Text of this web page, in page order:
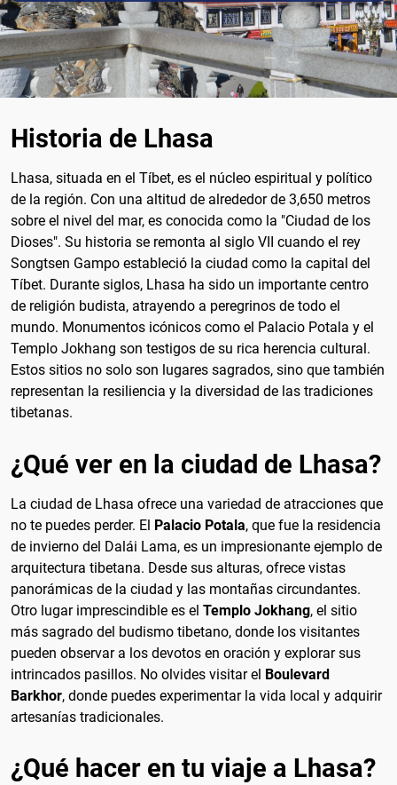
Historia de Lhasa
Lhasa, situada en el Tíbet, es el núcleo espiritual y político
de la región. Con una altitud de alrededor de 3,650 metros
sobre el nivel del mar, es conocida como la "Ciudad de los
Dioses". Su historia se remonta al siglo VII cuando el rey
Songtsen Gampo estableció la ciudad como la capital del
Tíbet. Durante siglos, Lhasa ha sido un importante centro
de religión budista, atrayendo a peregrinos de todo el
mundo. Monumentos icónicos como el Palacio Potala y el
Templo Jokhang son testigos de su rica herencia cultural.
Estos sitios no solo son lugares sagrados, sino que también
representan la resiliencia y la diversidad de las tradiciones
tibetanas.
¿Qué ver en la ciudad de Lhasa?
La ciudad de Lhasa ofrece una variedad de atracciones que
no te puedes perder. El Palacio Potala, que fue la residencia
de invierno del Dalái Lama, es un impresionante ejemplo de
arquitectura tibetana. Desde sus alturas, ofrece vistas
panorámicas de la ciudad y las montañas circundantes.
Otro lugar imprescindible es el Templo Jokhang, el sitio
más sagrado del budismo tibetano, donde los visitantes
pueden observar a los devotos en oración y explorar sus
intrincados pasillos. No olvides visitar el Boulevard
Barkhor, donde puedes experimentar la vida local y adquirir
artesanías tradicionales.
¿Qué hacer en tu viaje a Lhasa?